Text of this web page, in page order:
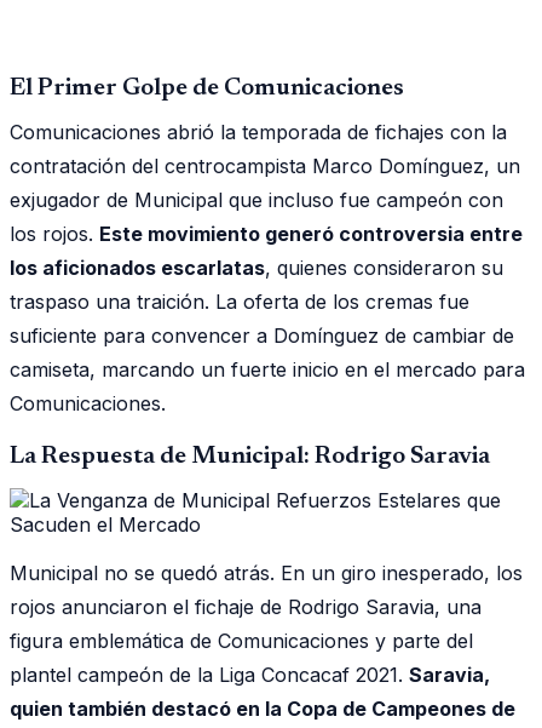
El Primer Golpe de Comunicaciones
Comunicaciones abrió la temporada de fichajes con la
contratación del centrocampista Marco Domínguez, un
exjugador de Municipal que incluso fue campeón con
los rojos. Este movimiento generó controversia entre
los aficionados escarlatas, quienes consideraron su
traspaso una traición. La oferta de los cremas fue
suficiente para convencer a Domínguez de cambiar de
camiseta, marcando un fuerte inicio en el mercado para
Comunicaciones.
La Respuesta de Municipal: Rodrigo Saravia
Municipal no se quedó atrás. En un giro inesperado, los
rojos anunciaron el fichaje de Rodrigo Saravia, una
figura emblemática de Comunicaciones y parte del
plantel campeón de la Liga Concacaf 2021. Saravia,
quien también destacó en la Copa de Campeones de